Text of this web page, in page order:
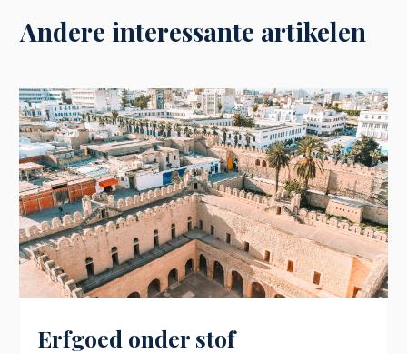
Andere interessante artikelen
Erfgoed onder stof